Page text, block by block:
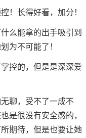
！长得好看，加分！
么能拿的出手吸引到
为不可能了！
控的，但是是深深爱
聊，受不了一成不
是很没有安全感的，
期待，但是也要让她